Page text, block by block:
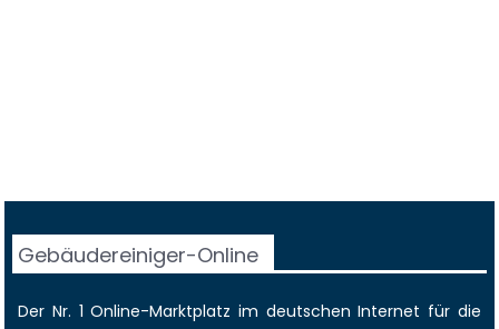
Gebäudereiniger-Online
Der Nr. 1 Online-Marktplatz im deutschen Internet für die